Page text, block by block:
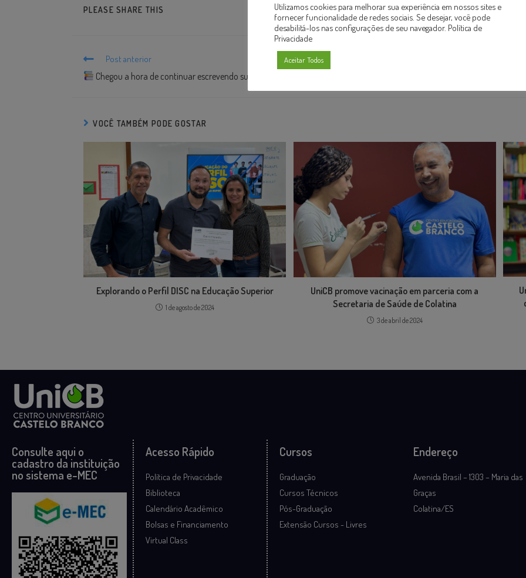
PLEASE SHARE THIS
Post anterior
Chegou a hora de continuar escrevendo sua história com a gente!
VOCÊ TAMBÉM PODE GOSTAR
Explorando o Perfil DISC na Educação Superior
1 de agosto de 2024
UniCB promove vacinação em parceria com a
Secretaria de Saúde de Colatina
3 de abril de 2024
Consulte aqui o
cadastro da instituição
no sistema e-MEC
Acesso Rápido
Política de Privacidade
Biblioteca
Calendário Acadêmico
Bolsas e Financiamento
Virtual Class
Cursos
Graduação
Cursos Técnicos
Pós-Graduação
Extensão Cursos - Livres
Endereço
Avenida Brasil – 1303 – Maria das
Graças
Colatina/ES
Utilizamos cookies para melhorar sua experiência em nossos sites e
fornecer funcionalidade de redes sociais. Se desejar, você pode
desabilitá-los nas configurações de seu navegador. Política de
Privacidade
Aceitar Todos